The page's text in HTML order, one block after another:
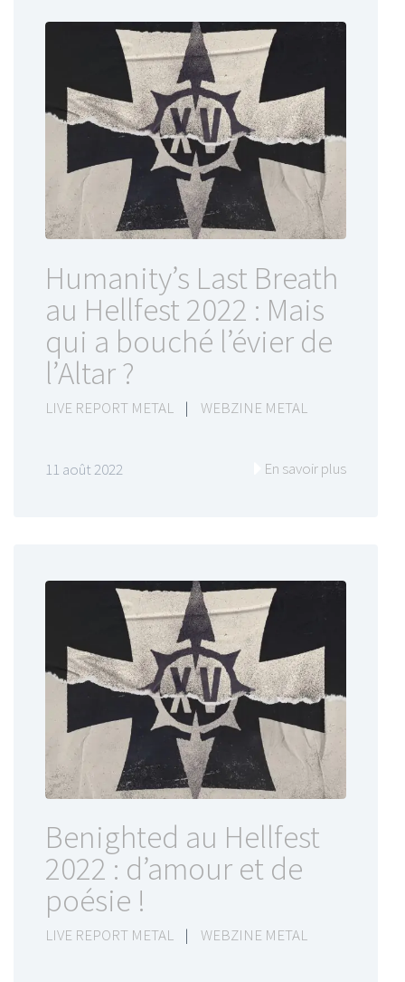
Humanity’s Last Breath
au Hellfest 2022 : Mais
qui a bouché l’évier de
l’Altar ?
LIVE REPORT METAL | WEBZINE METAL
11 août 2022 En savoir plus
Benighted au Hellfest
2022 : d’amour et de
poésie !
LIVE REPORT METAL | WEBZINE METAL